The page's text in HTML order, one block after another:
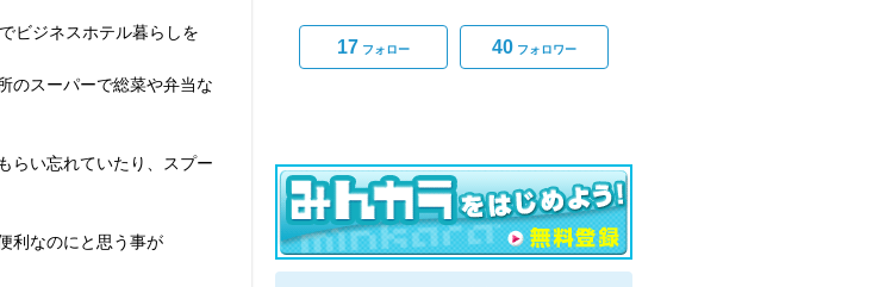
でビジネスホテル暮らしを
のスーパーで総菜や弁当な
らい忘れていたり、スプー
利なのにと思う事が
17 フォロー 40 フォロワー